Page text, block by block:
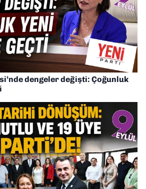
dengeler değişti: Çoğunluk